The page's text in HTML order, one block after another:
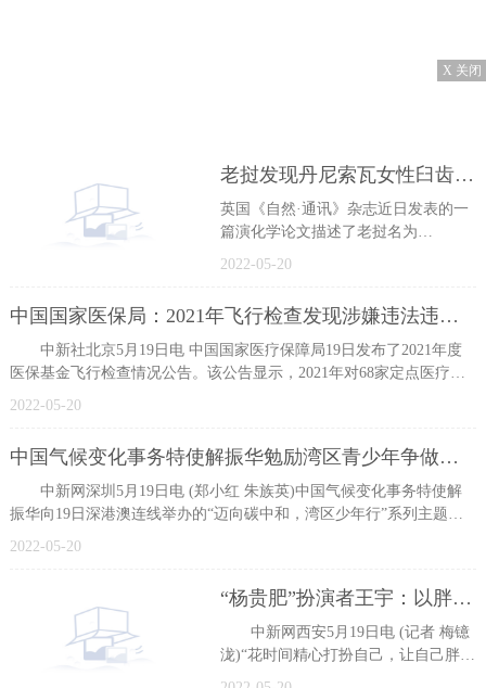
X 关闭
老挝发现丹尼索瓦女性臼齿 有助理解东南亚种群历史
英国《自然·通讯》杂志近日发表的一
篇演化学论文描述了老挝名为
TamNguHao2洞穴发现的一颗更新世中
2022-05-20
中国国家医保局：2021年飞行检查发现涉嫌违法违规使用医保基金超5亿元
中新社北京5月19日电 中国国家医疗保障局19日发布了2021年度
医保基金飞行检查情况公告。该公告显示，2021年对68家定点医疗机
构开展飞
2022-05-20
中国气候变化事务特使解振华勉励湾区青少年争做碳中和先锋
中新网深圳5月19日电 (郑小红 朱族英)中国气候变化事务特使解
振华向19日深港澳连线举办的“迈向碳中和，湾区少年行”系列主题活
动之
2022-05-20
“杨贵肥”扮演者王宇：以胖为美 向阳生活
中新网西安5月19日电 (记者 梅镱
泷)“花时间精心打扮自己，让自己胖的
精致，也是一种美丽，同时保持乐观